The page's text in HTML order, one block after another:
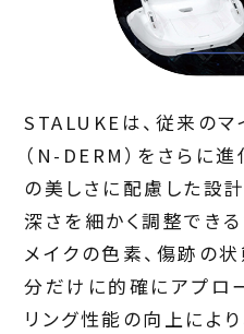
STALUKEは、従来のマ
（N-DERM）をさらに
の美しさに配慮した設
深さを細かく調整でき
メイクの色素、傷跡の
分だけに的確にアプロ
リング性能の向上によ